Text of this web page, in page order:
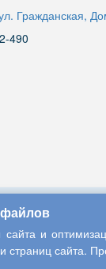
Гражданская,
490
Copyright
и
сайта.